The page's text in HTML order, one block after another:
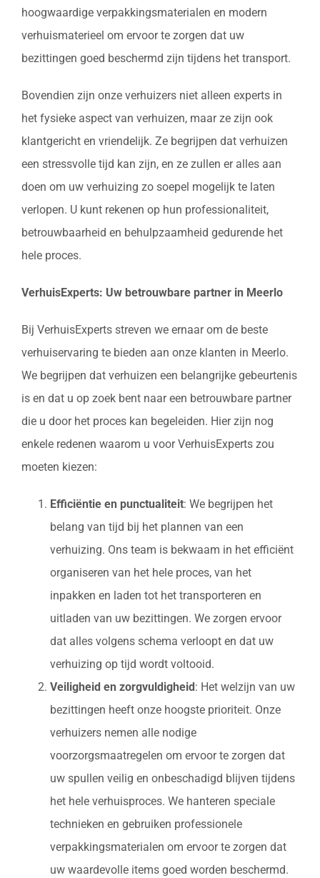
hoogwaardige verpakkingsmaterialen en modern
verhuismaterieel om ervoor te zorgen dat uw
bezittingen goed beschermd zijn tijdens het transport.
Bovendien zijn onze verhuizers niet alleen experts in
het fysieke aspect van verhuizen, maar ze zijn ook
klantgericht en vriendelijk. Ze begrijpen dat verhuizen
een stressvolle tijd kan zijn, en ze zullen er alles aan
doen om uw verhuizing zo soepel mogelijk te laten
verlopen. U kunt rekenen op hun professionaliteit,
betrouwbaarheid en behulpzaamheid gedurende het
hele proces.
VerhuisExperts: Uw betrouwbare partner in Meerlo
Bij VerhuisExperts streven we ernaar om de beste
verhuiservaring te bieden aan onze klanten in Meerlo.
We begrijpen dat verhuizen een belangrijke gebeurtenis
is en dat u op zoek bent naar een betrouwbare partner
die u door het proces kan begeleiden. Hier zijn nog
enkele redenen waarom u voor VerhuisExperts zou
moeten kiezen:
Efficiëntie en punctualiteit: We begrijpen het
belang van tijd bij het plannen van een
verhuizing. Ons team is bekwaam in het efficiënt
organiseren van het hele proces, van het
inpakken en laden tot het transporteren en
uitladen van uw bezittingen. We zorgen ervoor
dat alles volgens schema verloopt en dat uw
verhuizing op tijd wordt voltooid.
Veiligheid en zorgvuldigheid : Het welzijn van uw
bezittingen heeft onze hoogste prioriteit. Onze
verhuizers nemen alle nodige
voorzorgsmaatregelen om ervoor te zorgen dat
uw spullen veilig en onbeschadigd blijven tijdens
het hele verhuisproces. We hanteren speciale
technieken en gebruiken professionele
verpakkingsmaterialen om ervoor te zorgen dat
uw waardevolle items goed worden beschermd.